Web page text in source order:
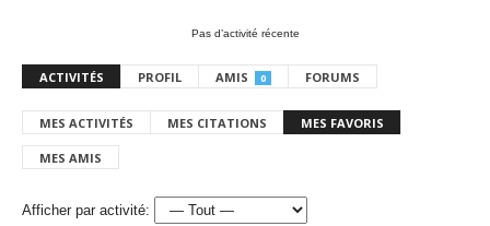
Pas d’activité récente
ACTIVITÉS PROFIL AMIS 0 FORUMS
MES ACTIVITÉS MES CITATIONS MES FAVORIS
MES AMIS
Afficher par activité: